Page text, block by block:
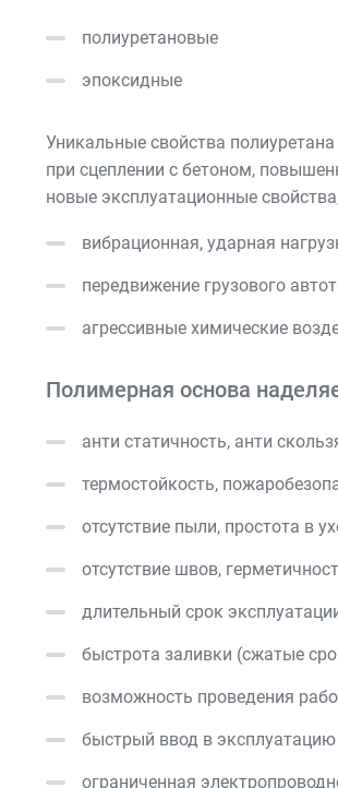
полиуретановые
эпоксидные
Уникальные свойства
при сцеплении с бетоном,
новые эксплуатационные
вибрационная, ударная
передвижение грузового
агрессивные химические
Полимерная основа
анти статичность, анти
термостойкость,
отсутствие пыли, простота в
отсутствие швов,
длительный срок
быстрота заливки (сжатые
возможность проведения
быстрый ввод в
ограниченная